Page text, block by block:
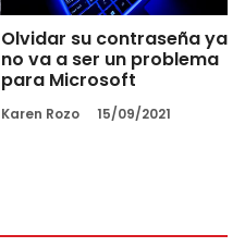
Olvidar su contraseña ya
no va a ser un problema
para Microsoft
Karen Rozo 15/09/2021